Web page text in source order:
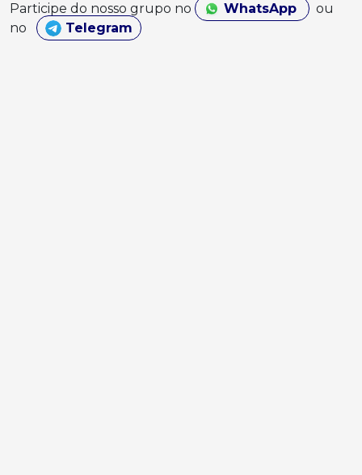
Participe do nosso grupo no WhatsApp
ou
no
Telegram